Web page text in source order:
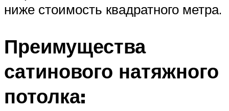
ниже стоимость квадратного метра.
Преимущества
сатинового натяжного
потолка: